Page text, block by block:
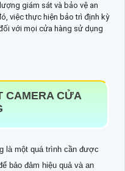
giám sát và bảo vệ an
việc thực hiện bảo trì định kỳ
với mọi cửa hàng sử dụng
CAMERA CỬA
là một quá trình cần được
bảo đảm hiệu quả và an